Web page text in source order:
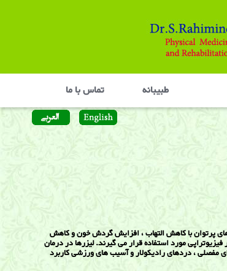
طبیبانه تماس با ما
پرتوان با کاهش التهاب ، افزایش گردش خون و کاهش
مورد استفاده قرار می گیرند. لیزرها در درمان
مفصلی ، دردهای رادیکولار و آسیب های ورزشی کاربرد